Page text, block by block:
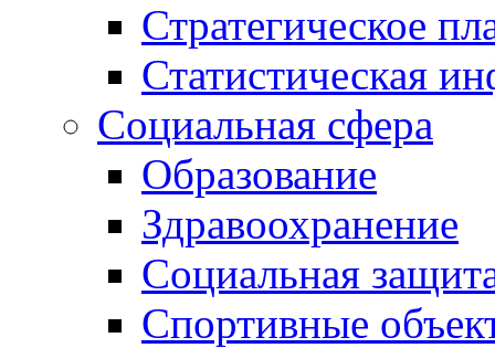
Стратегическое
Статистическая
Социальная сфера
Образование
Здравоохранение
Социальная
Спортивные